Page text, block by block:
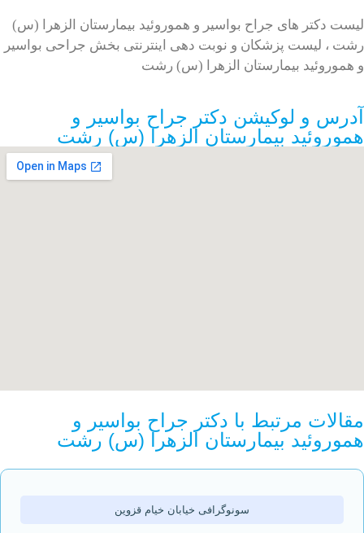
های جراح بواسیر و هموروئید بیمارستان الزهرا (س)
پزشکان و نوبت دهی اینترنتی بخش جراحی بواسیر
بیمارستان الزهرا (س) رشت
و لوکیشن دکتر جراح بواسیر و
بیمارستان الزهرا (س) رشت
مرتبط با دکتر جراح بواسیر و
بیمارستان الزهرا (س) رشت
سونوگرافی خیابان خیام قزوین